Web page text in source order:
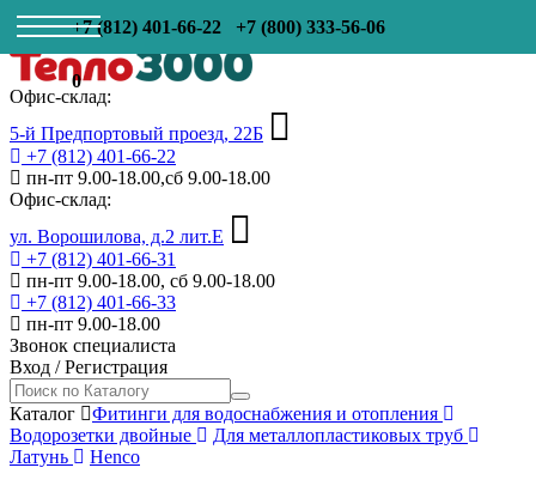
+7 (812) 401-66-22 +7 (800) 333-56-06
0
Офис-склад:
5-й Предпортовый проезд, 22Б
+7 (812) 401-66-22
пн-пт 9.00-18.00,сб 9.00-18.00
Офис-склад:
ул. Ворошилова, д.2 лит.Е
+7 (812) 401-66-31
пн-пт 9.00-18.00, сб 9.00-18.00
+7 (812) 401-66-33
пн-пт 9.00-18.00
Звонок специалиста
Вход /Регистрация
Каталог
Фитинги для водоснабжения и отопления
Водорозетки двойные
Для металлопластиковых труб
Латунь
Henco